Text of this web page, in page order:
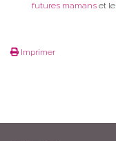
futures mamanset le
Imprimer